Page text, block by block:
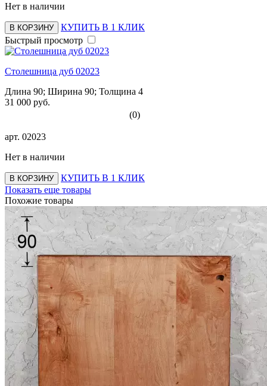
Нет в наличии
В КОРЗИНУ
КУПИТЬ В 1 КЛИК
Быстрый просмотр
Столешница дуб 02023
Длина 90; Ширина 90; Толщина 4
31 000 руб.
(0)
арт. 02023
Нет в наличии
В КОРЗИНУ
КУПИТЬ В 1 КЛИК
Показать еще товары
Похожие товары